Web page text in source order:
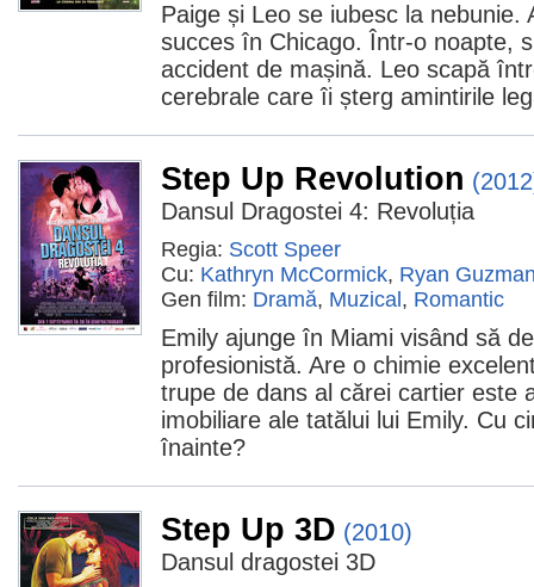
Paige și Leo se iubesc la nebunie.
succes în Chicago. Într-o noapte,
accident de mașină. Leo scapă
cerebrale care îi șterg amintirile
Step Up Revolution
Dansul Dragostei 4: Revoluția
Regia: Scott Speer
Cu: Kathryn McCormick, Ryan
Gen film: Dramă, Muzical , Romantic
Emily ajunge în Miami visând să
profesionistă. Are o chimie
trupe de dans al cărei cartier este
imobiliare ale tatălui lui Emily. Cu
înainte?
Step Up 3D (2010)
Dansul dragostei 3D